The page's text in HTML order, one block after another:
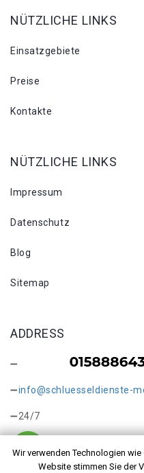
Wir verwenden Technologien
Website stimmen Sie der
NÜTZLICHE LINKS
Einsatzgebiete
Preise
Kontakte
NÜTZLICHE LINKS
Impressum
Datenschutz
Blog
Sitemap
ADDRESS
info@schluesseldienste-
24/7